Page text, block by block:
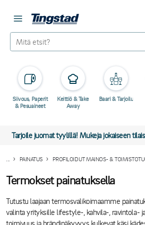
Siivous, Paperit
& Pesuaineet
Keittiö & Take
Away
Baari & Tarjoilu
Tarjoile juomat tyylillä! Mukeja jokaiseen
PAINATUS PROFILOIDUT MAINOS- &
Termokset painatuksella
Tutustu laajaan termosvalikoimaamme
valinta yrityksille lifestyle-, kahvila-, ravintola-
toimivuus ja brändinäkyvyys kulkevat käsi